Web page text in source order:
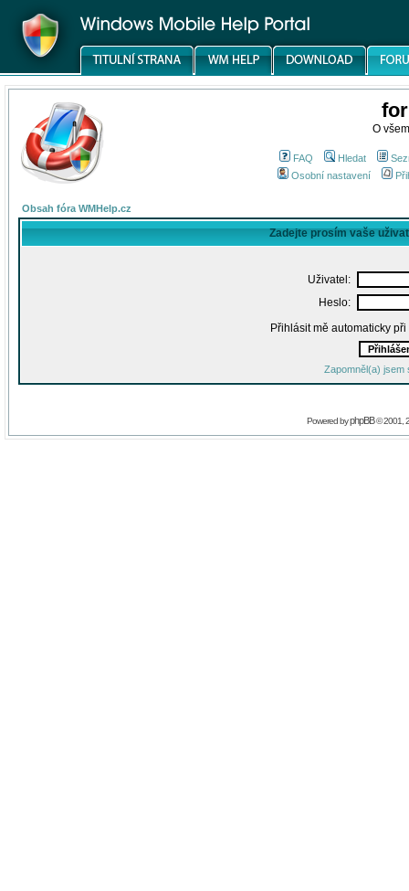
O
FAQ Hledat
Osobní nastavení
Obsah fóra WMHelp.cz
Zadejte prosím vaše
Uživatel:
Heslo:
Přihlásit mě automaticky
Zapomněl(a) jsem
Powered byphpBB© 2001,